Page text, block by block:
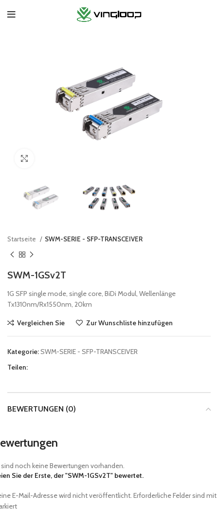
Startseite SWM-SERIE - SFP-TRANSCEIVER
SWM-1GSv2T
1G SFP single mode, single core, BiDi Modul, Wellenlänge
Tx1310nm/Rx1550nm, 20km
Vergleichen Sie Zur Wunschliste hinzufügen
Kategorie:SWM-SERIE - SFP-TRANSCEIVER
Teilen:
BEWERTUNGEN (0)
sind noch keine Bewertungen vorhanden.
Sie der Erste, der "SWM-1GSv2T" bewertet.
E-Mail-Adresse wird nicht veröffentlicht. Erforderliche Felder sind mit